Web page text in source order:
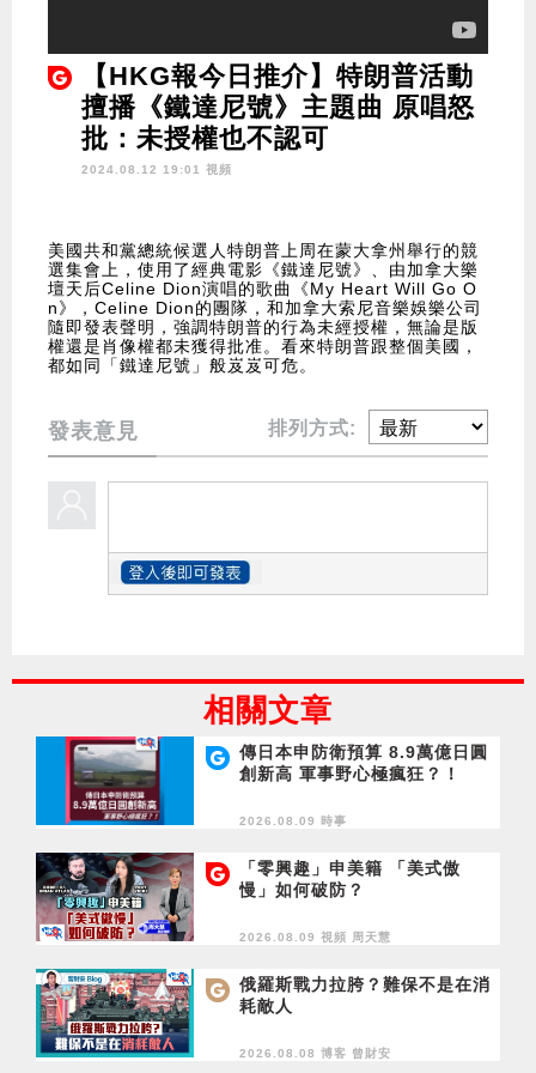
【HKG報今日推介】特朗普活動
擅播《鐵達尼號》主題曲 原唱怒
批：未授權也不認可
2024.08.12 19:01 視頻
美國共和黨總統候選人特朗普上周在蒙大拿州舉行的競
選集會上，使用了經典電影《鐵達尼號》、由加拿大樂
壇天后Celine Dion演唱的歌曲《My Heart Will Go O
n》，Celine Dion的團隊，和加拿大索尼音樂娛樂公司
隨即發表聲明，強調特朗普的行為未經授權，無論是版
權還是肖像權都未獲得批准。看來特朗普跟整個美國，
都如同「鐵達尼號」般岌岌可危。
發表意見 排列方式:
相關文章
傳日本申防衛預算 8.9萬億日圓
創新高 軍事野心極瘋狂？！
2026.08.09 時事
「零興趣」申美籍 「美式傲
慢」如何破防？
2026.08.09 視頻 周天慧
俄羅斯戰力拉胯？難保不是在消
耗敵人
2026.08.08 博客 曾財安